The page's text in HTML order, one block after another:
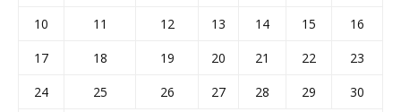
10
11 12 13 14 15
16
17
18 19 20 21 22
23
24
25 26 27 28 29
30